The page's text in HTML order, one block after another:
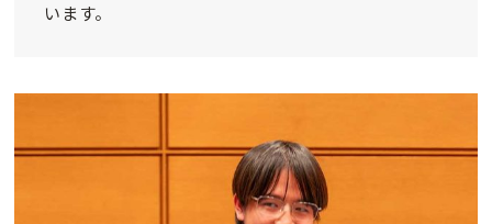
います。